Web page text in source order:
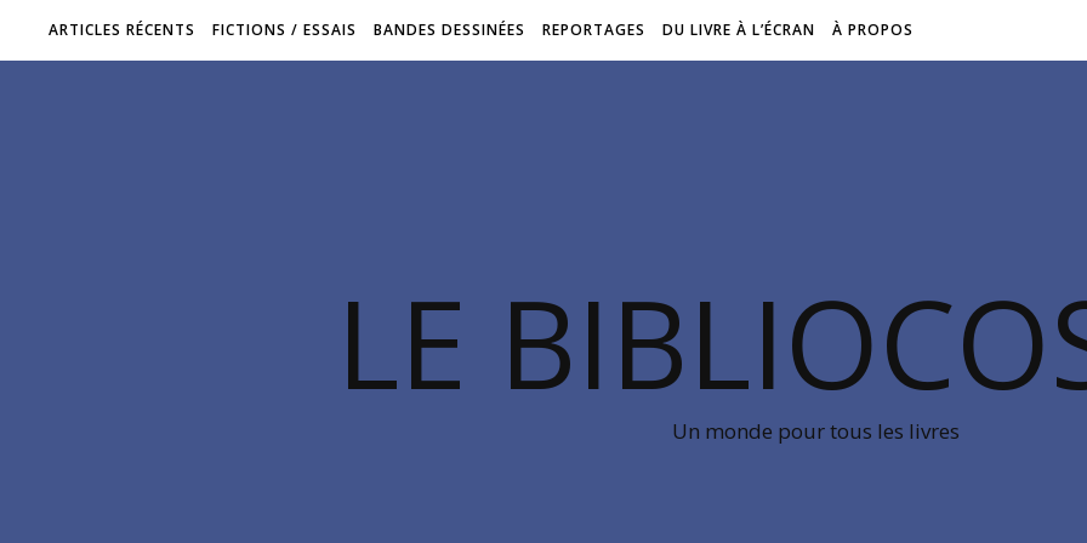
ARTICLES RÉCENTS FICTIONS / ESSAIS BANDES DESSINÉES REPORTAGES DU LIVRE À L’ÉCRAN À PROPOS
LE
Un monde pour tous les livres